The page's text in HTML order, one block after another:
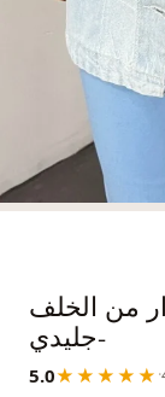
من الخلف
-جليدي
5.0★★★★★ ·